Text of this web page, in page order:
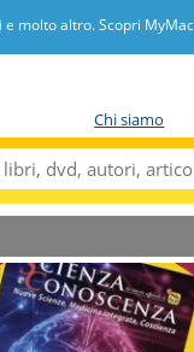
molto altro. Scopri
Chi siamo